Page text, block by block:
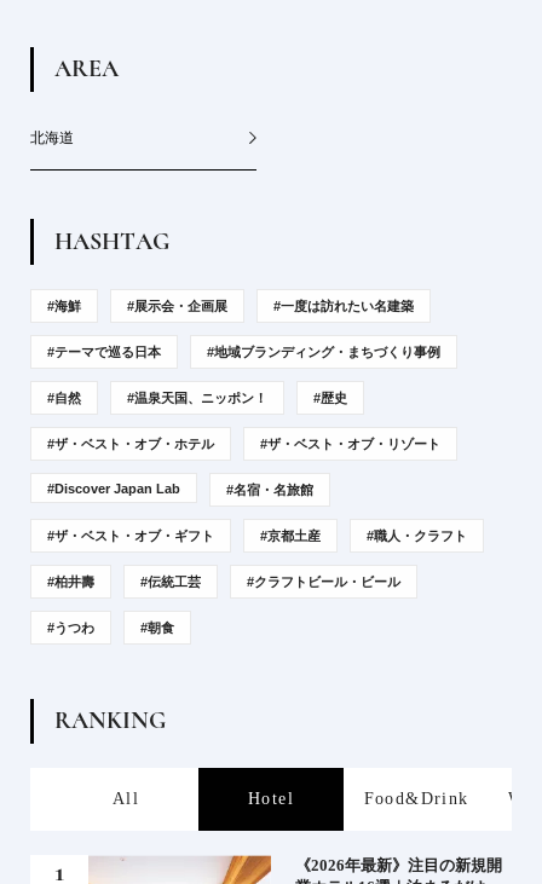
AREA
北海道
HASHTAG
#海鮮 #展示会・企画展 #一度は訪れたい名建築
#テーマで巡る日本 #地域ブランディング・まちづくり事例
#自然 #温泉天国、ニッポン！ #歴史
#ザ・ベスト・オブ・ホテル #ザ・ベスト・オブ・リゾート
#Discover Japan Lab #名宿・名旅館
#ザ・ベスト・オブ・ギフト #京都土産 #職人・クラフト
#柏井壽 #伝統工芸 #クラフトビール・ビール
#うつわ #朝食
RANKING
All Hotel Food&Drink
《2026年最新》注目の新規開